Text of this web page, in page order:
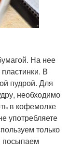
На нее
В
пудрой. Для
необходимо
в кофемолке
употребляете
только
посыпаем